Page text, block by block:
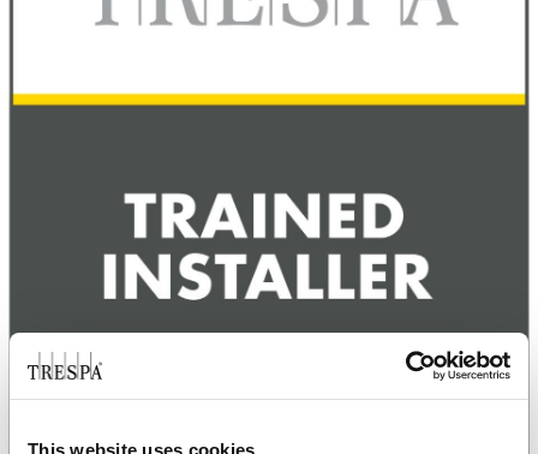
This website uses cookies